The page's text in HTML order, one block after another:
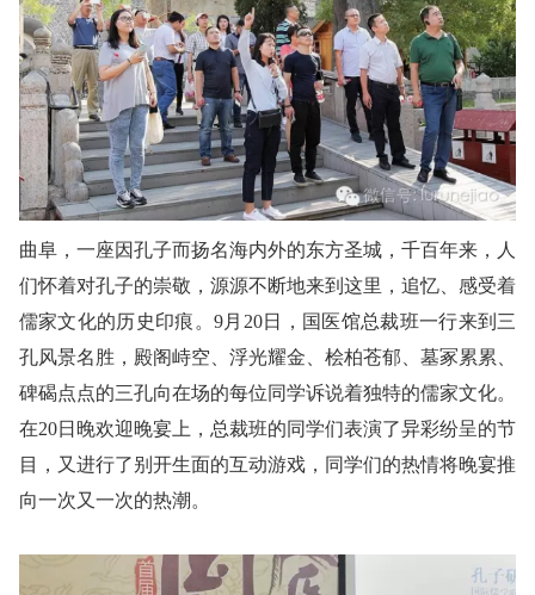
曲阜，一座因孔子而扬名海内外的东方圣城，千百年来，人
们怀着对孔子的崇敬，源源不断地来到这里，追忆、感受着
儒家文化的历史印痕。9月20日，国医馆总裁班一行来到三
孔风景名胜，殿阁峙空、浮光耀金、桧柏苍郁、墓冢累累、
碑碣点点的三孔向在场的每位同学诉说着独特的儒家文化。
在20日晚欢迎晚宴上，总裁班的同学们表演了异彩纷呈的节
目，又进行了别开生面的互动游戏，同学们的热情将晚宴推
向一次又一次的热潮。